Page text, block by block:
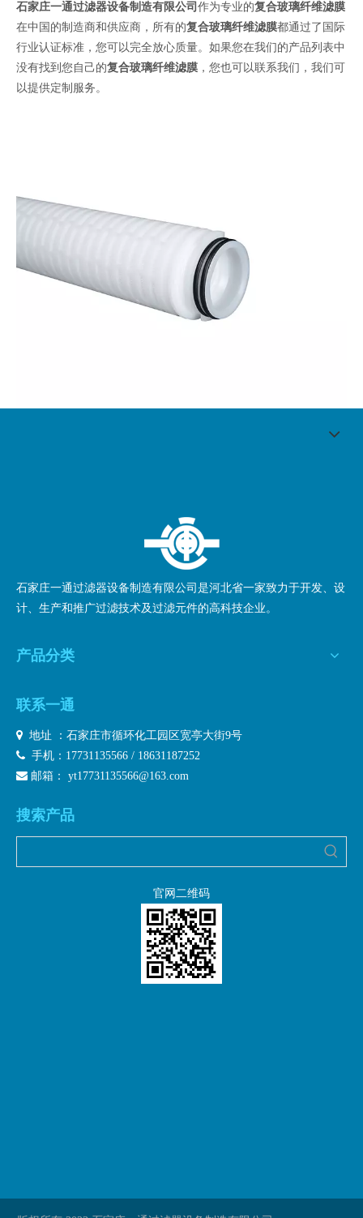
石家庄一通过滤器设备制造有限公司 作为专业的复合玻璃纤维滤膜
在中国的制造商和供应商，所有的复合玻璃纤维滤膜都通过了国际
行业认证标准，您可以完全放心质量。如果您在我们的产品列表中
没有找到您自己的复合玻璃纤维滤膜 ，您也可以联系我们，我们可
以提供定制服务。
石家庄一通过滤器设备制造有限公司是河北省一家致力于开发、设
计、生产和推广过滤技术及过滤元件的高科技企业。
产品分类
联系一通
 地址 ：石家庄市循环化工园区宽亭大街9号
 手机：17731135566 / 18631187252
 邮箱： yt17731135566@163.com
搜索产品
官网二维码